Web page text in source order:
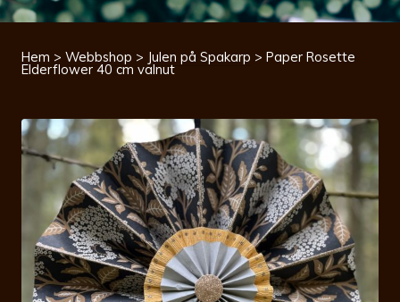
Hem > Webbshop > Julen på Spakarp > Paper Rosette
Elderflower 40 cm valnut